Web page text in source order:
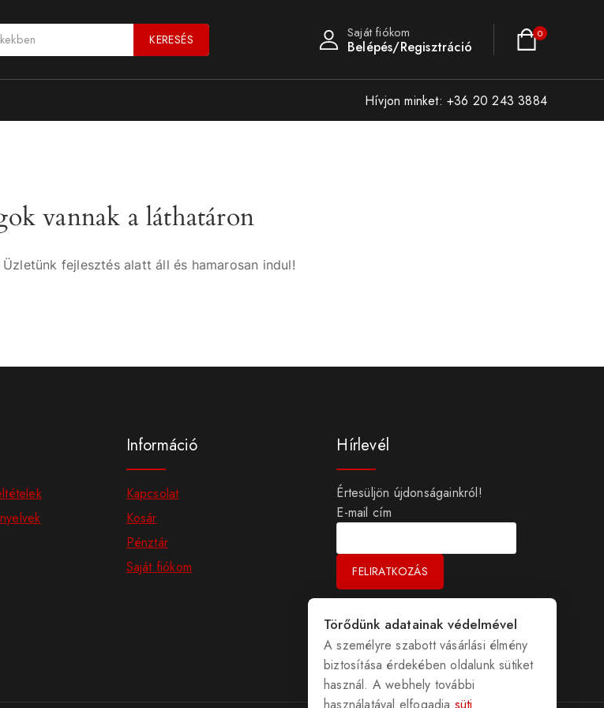
KERESÉS Saját fiókom
Belépés/Regisztráció
0
Hívjon minket: +36 20 243 3884
vannak a láthatáron
fejlesztés alatt áll és hamarosan indul!
Információ
Kapcsolat
Kosár
Pénztár
Saját fiókom
Hírlevél
Értesüljön újdonságainkról!
E-mail cím
Törődünk adatainak védelmével
A személyre szabott vásárlási élmény
biztosítása érdekében oldalunk sütiket
használ. A webhely további